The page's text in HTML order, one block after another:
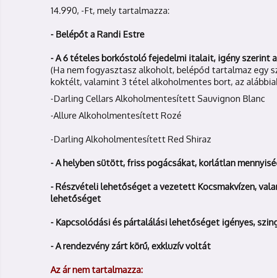
14.990, -Ft, mely tartalmazza:
- Belépőt a Randi Estre
- A 6 tételes borkóstoló fejedelmi italait, igény szerint
(Ha nem fogyasztasz alkoholt, belépőd tartalmaz egy
koktélt, valamint 3 tétel alkoholmentes bort, az
-Darling Cellars Alkoholmentesített Sauvignon Blanc
-Allure Alkoholmentesített Rozé
-Darling Alkoholmentesített Red Shiraz
- A helyben sütött, friss pogácsákat, korlátlan
- Részvételi lehetőséget a vezetett Kocsmakvízen,
lehetőséget
- Kapcsolódási és pártalálási lehetőséget igényes,
- A rendezvény zárt körű, exkluzív voltát
Az ár nem tartalmazza: